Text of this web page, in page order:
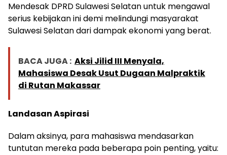
Mendesak DPRD Sulawesi Selatan untuk mengawal
serius kebijakan ini demi melindungi masyarakat
Sulawesi Selatan dari dampak ekonomi yang berat.
BACA JUGA : Aksi Jilid III Menyala,
Mahasiswa Desak Usut Dugaan Malpraktik
di Rutan Makassar
Landasan Aspirasi
Dalam aksinya, para mahasiswa mendasarkan
tuntutan mereka pada beberapa poin penting, yaitu: